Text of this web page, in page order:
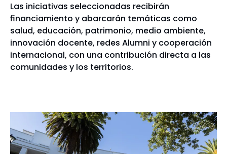
Las iniciativas seleccionadas recibirán
financiamiento y abarcarán temáticas como
salud, educación, patrimonio, medio ambiente,
innovación docente, redes Alumni y cooperación
internacional, con una contribución directa a las
comunidades y los territorios.